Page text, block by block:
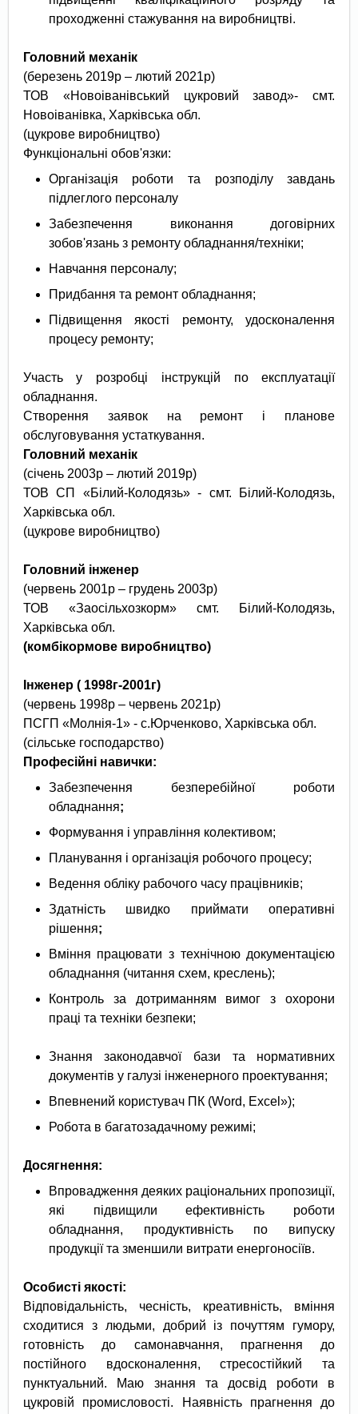
проходженні стажування на виробництві.
Головний механік
(березень 2019р – лютий 2021р)
ТОВ «Новоіванівський цукровий завод»- смт.
Новоіванівка, Харківська обл.
(цукрове виробництво)
Функціональні обов'язки:
Організація роботи та розподілу завдань
підлеглого персоналу
Забезпечення виконання договірних
зобов'язань з ремонту обладнання/техніки;
Навчання персоналу;
Придбання та ремонт обладнання;
Підвищення якості ремонту, удосконалення
процесу ремонту;
Участь у розробці інструкцій по експлуатації
обладнання.
Створення заявок на ремонт і планове
обслуговування устаткування.
Головний механік
(січень 2003р – лютий 2019р)
ТОВ СП «Білий-Колодязь» - смт. Білий-Колодязь,
Харківська обл.
(цукрове виробництво)
Головний інженер
(червень 2001р – грудень 2003р)
ТОВ «Заосільхозкорм» смт. Білий-Колодязь,
Харківська обл.
(комбікормове виробництво)
Інженер ( 1998г-2001г)
(червень 1998р – червень 2021р)
ПСГП «Молнія-1» - с.Юрченково, Харківська обл.
(сільське господарство)
Професійні навички:
Забезпечення безперебійної роботи
обладнання;
Формування і управління колективом;
Планування і організація робочого процесу;
Ведення обліку рабочого часу працівників;
Здатність швидко приймати оперативні
рішення;
Вміння працювати з технічною документацією
обладнання (читання схем, креслень);
Контроль за дотриманням вимог з охорони
праці та техніки безпеки;
Знання законодавчої бази та нормативних
документів у галузі інженерного проектування;
Впевнений користувач ПК (Word, Excel»);
Робота в багатозадачному режимі;
Досягнення:
Впровадження деяких раціональних пропозиції,
які підвищили ефективність роботи
обладнання, продуктивність по випуску
продукції та зменшили витрати енергоносіїв.
Особисті якості:
Відповідальність, чесність, креативність, вміння
сходитися з людьми, добрий із почуттям гумору,
готовність до самонавчання, прагнення до
постійного вдосконалення, стресостійкий та
пунктуальний. Маю знання та досвід роботи в
цукровій промисловості. Наявність прагнення до